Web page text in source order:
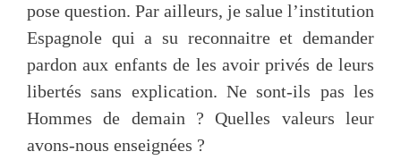
pose question. Par ailleurs, je salue l’institution
Espagnole qui a su reconnaitre et demander
pardon aux enfants de les avoir privés de leurs
libertés sans explication. Ne sont-ils pas les
Hommes de demain ? Quelles valeurs leur
avons-nous enseignées ?